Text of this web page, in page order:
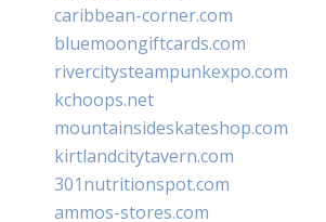
caribbean-corner.com
bluemoongiftcards.com
rivercitysteampunkexpo.com
kchoops.net
mountainsideskateshop.com
kirtlandcitytavern.com
301nutritionspot.com
ammos-stores.com